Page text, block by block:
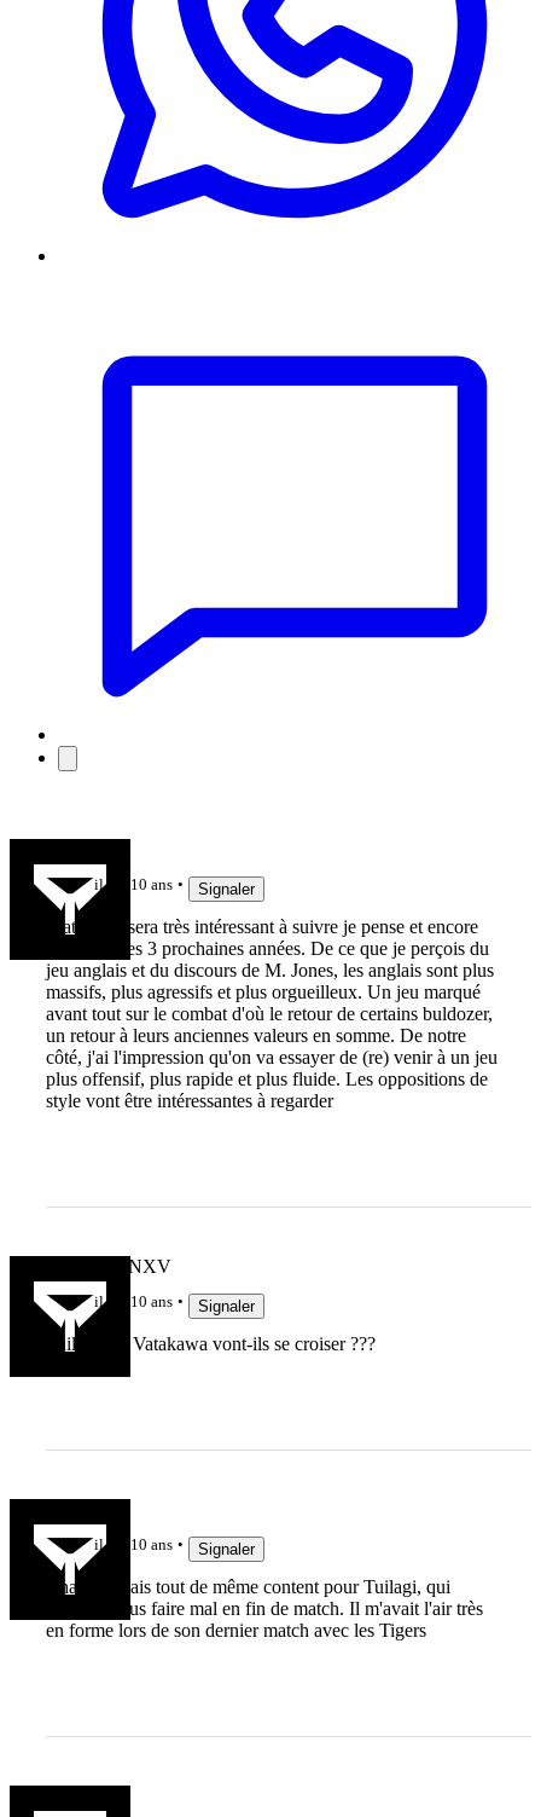
il y a 10 ans Signaler
Match qui sera très intéressant à suivre je pense et encore
plus dans les 3 prochaines années. De ce que je perçois du
jeu anglais et du discours de M. Jones, les anglais sont plus
massifs, plus agressifs et plus orgueilleux. Un jeu marqué
avant tout sur le combat d'où le retour de certains buldozer,
un retour à leurs anciennes valeurs en somme. De notre
côté, j'ai l'impression qu'on va essayer de (re) venir à un jeu
plus offensif, plus rapide et plus fluide. Les oppositions de
style vont être intéressantes à regarder
MARCFANXV
il y a 10 ans Signaler
Tuilagui & Vatakawa vont-ils se croiser ???
il y a 10 ans Signaler
Chauvin mais tout de même content pour Tuilagi, qui
pourrait nous faire mal en fin de match. Il m'avait l'air très
en forme lors de son dernier match avec les Tigers